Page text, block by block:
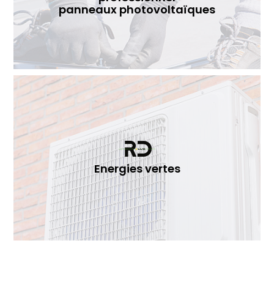
panneaux photovoltaïques
Energies vertes